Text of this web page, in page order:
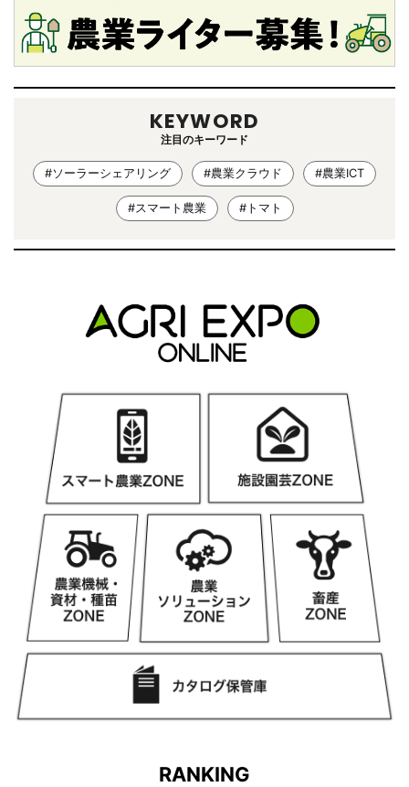
KEYWORD
注目のキーワード
#ソーラーシェアリング #農業クラウド #農業ICT
#スマート農業 #トマト
RANKING